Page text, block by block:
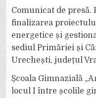
Comunicat de
finalizarea
energetice și
sediul Primăriei și
Urechești, județul
Școala Gimnazială
locul I între școlile